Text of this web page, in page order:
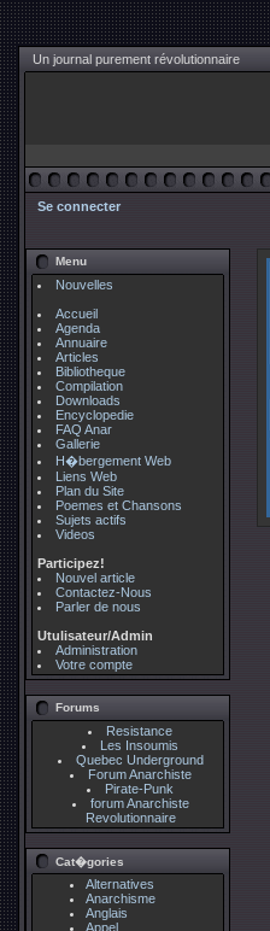
Un journal purement révolutionnaire
Se connecter
Menu
Nouvelles
Accueil
Agenda
Annuaire
Articles
Bibliotheque
Compilation
Downloads
Encyclopedie
FAQ Anar
Gallerie
H�bergement Web
Liens Web
Plan du Site
Poemes et Chansons
Sujets actifs
Videos
Participez!
Nouvel article
Contactez-Nous
Parler de nous
Utulisateur/Admin
Administration
Votre compte
Forums
Resistance
Les Insoumis
Quebec Underground
Forum Anarchiste
Pirate-Punk
forum Anarchiste
Revolutionnaire
Cat�gories
Alternatives
Anarchisme
Anglais
Appel